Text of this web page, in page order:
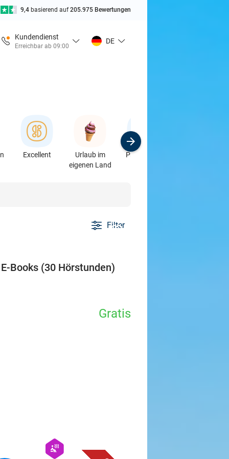
9,4 basierend auf205.975 Bewertungen
Kundendienst
Erreichbar ab 09:00
DE
Excellent
Urlaub im
eigenen Land
Produkte &
Filter
favorite_border
Books (30 Hörstunden)
Gratis
hexagon
wellness